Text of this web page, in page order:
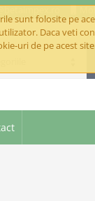
sunt folosite pe
Daca veti
uri de pe acest